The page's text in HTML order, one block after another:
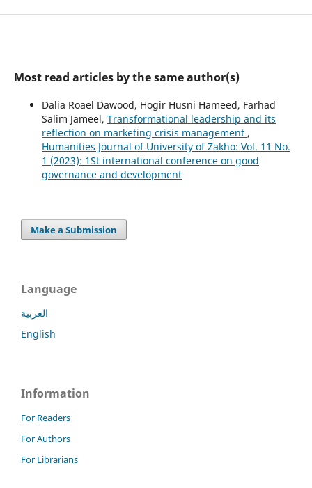
Most read articles by the same author(s)
Dalia Roael Dawood, Hogir Husni Hameed, Farhad
Salim Jameel, Transformational leadership and its
reflection on marketing crisis management ,
Humanities Journal of University of Zakho: Vol. 11 No.
1 (2023): 1St international conference on good
governance and development
Make a Submission
Language
العربية
English
Information
For Readers
For Authors
For Librarians